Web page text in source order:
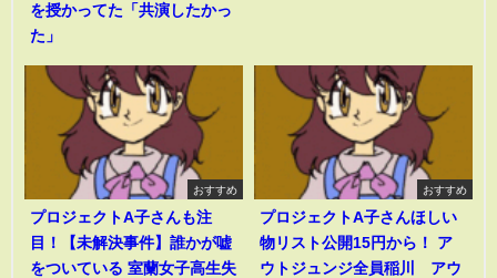
を授かってた「共演したかっ
た」
おすすめ
プロジェクトA子さんも注
目！【未解決事件】誰かが嘘
をついている 室蘭女子高生失
おすすめ
プロジェクトA子さんほしい
物リスト公開15円から！ ア
ウトジュンジ全員稲川 アウ